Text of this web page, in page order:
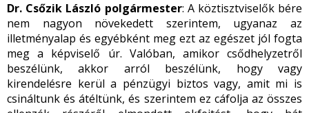
Dr. Csőzik László polgármester: A köztisztviselők bére
nem nagyon növekedett szerintem, ugyanaz az
illetményalap és egyébként meg ezt az egészet jól fogta
meg a képviselő úr. Valóban, amikor csődhelyzetről
beszélünk, akkor arról beszélünk, hogy vagy
kirendelésre kerül a pénzügyi biztos vagy, amit mi is
csináltunk és átéltünk, és szerintem ez cáfolja az összes